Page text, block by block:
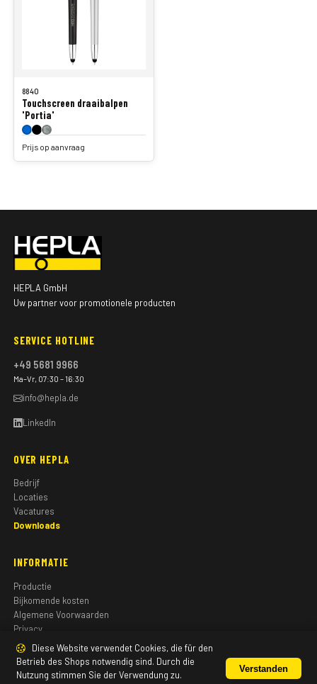
8840
Touchscreen draaibalpen
'Portia'
Prijs op aanvraag
HEPLA GmbH
Uw partner voor promotionele producten
SERVICE HOTLINE
+49 5681 9966
Ma–Vr, 07:30 – 16:30
info@hepla.de
LinkedIn
OVER HEPLA
Bedrijf
Locaties
Vacatures
Downloads
INFORMATIE
Productie
Bijkomende kosten
Algemene Voorwaarden
Privacy
ColofonDiese Website verwendet Cookies, die für den
Betrieb des Shops notwendig sind. Durch die
Nutzung stimmen Sie der Verwendung zu.
Verstanden